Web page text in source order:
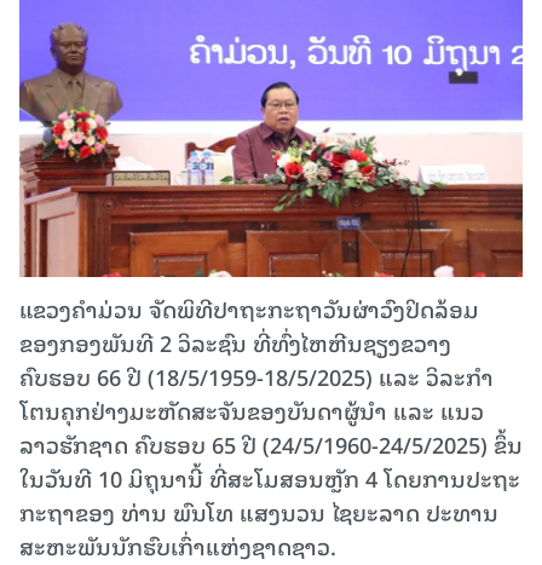
ແຂວງຄໍາມ່ວນ ຈັດພິທີປາຖະກະຖາວັນຜ່າວົງປິດລ້ອມ
ຂອງກອງພັນທີ 2 ວິລະຊົນ ທີ່ທົ່ງໄຫຫີນຊຽງຂວາງ
ຄົບຮອບ 66 ປີ (18/5/1959-18/5/2025) ແລະ ວິລະກຳ
ໂຕນຄຸກຢ່າງມະຫັດສະຈັນຂອງບັນດາຜູ້ນຳ ແລະ ແນວ
ລາວຮັກຊາດ ຄົບຮອບ 65 ປີ (24/5/1960-24/5/2025) ຂຶ້ນ
ໃນວັນທີ 10 ມິຖຸນານີ້ ທີ່ສະໂມສອນຫຼັກ 4 ໂດຍການປະຖະ
ກະຖາຂອງ ທ່ານ ພົນໂທ ແສງນວນ ໄຊຍະລາດ ປະທານ
ສະຫະພັນນັກຮົບເກົ່າແຫ່ງຊາດຊາວ.